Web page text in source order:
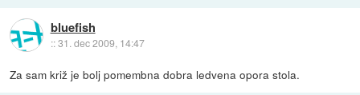
bluefish
::31. dec 2009, 14:47
Za sam križ je bolj pomembna dobra ledvena opora stola.